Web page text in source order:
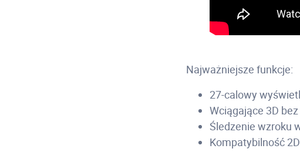
Najważniejsze funkcje:
27-calowy
Wciągające 3D
Śledzenie wzroku
Kompatybilność